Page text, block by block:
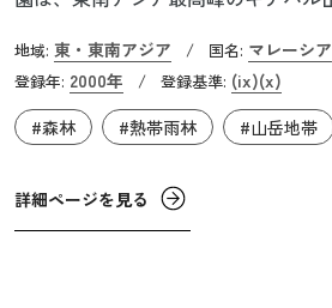
す。標高が4095メートルあるキナバ
ン族にとって聖なる山とされてきま
つキナバル自然公園は、低地の熱帯
植物多様性の中心地としても承認さ
のウツボカズラ属や、1,000種に及ぶ
地域: 東・東南アジア / 国名: マレーシア
登録年: 2000年 / 登録基準: (ix)(x)
#森林
#熱帯雨林 #山岳地帯
詳細ページを見る